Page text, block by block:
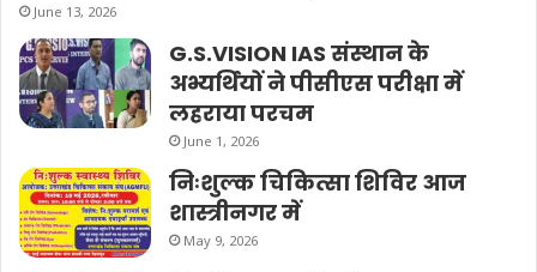
June 13, 2026
G.S.VISION IAS संस्थान के
अभ्यर्थियों ने पीसीएस परीक्षा में
लहराया परचम
June 1, 2026
निःशुल्क चिकित्सा शिविर आज
शास्त्रीनगर में
May 9, 2026